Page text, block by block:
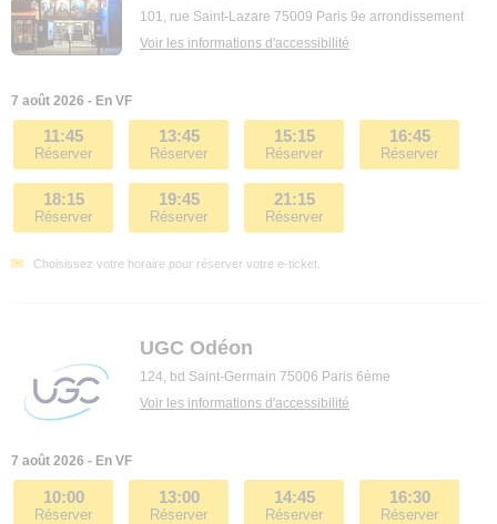
101, rue Saint-Lazare 75009 Paris 9e arrondissement
Voir les informations d'accessibilité
7 août 2026 - En VF
11:45
Réserver
13:45
Réserver
15:15
Réserver
16:45
Réserver
18:15
Réserver
19:45
Réserver
21:15
Réserver
Choisissez votre horaire pour réserver votre e-ticket.
UGC Odéon
124, bd Saint-Germain 75006 Paris 6ème
Voir les informations d'accessibilité
7 août 2026 - En VF
10:00
Réserver
13:00
Réserver
14:45
Réserver
16:30
Réserver